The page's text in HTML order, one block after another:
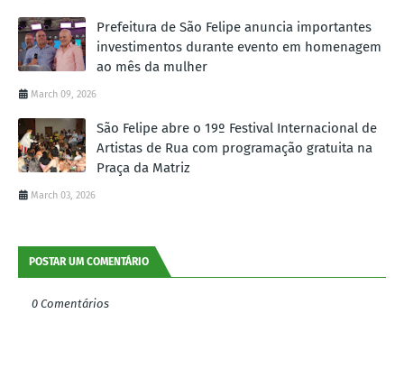
Prefeitura de São Felipe anuncia importantes
investimentos durante evento em homenagem
ao mês da mulher
March 09, 2026
São Felipe abre o 19º Festival Internacional de
Artistas de Rua com programação gratuita na
Praça da Matriz
March 03, 2026
POSTAR UM COMENTÁRIO
0 Comentários